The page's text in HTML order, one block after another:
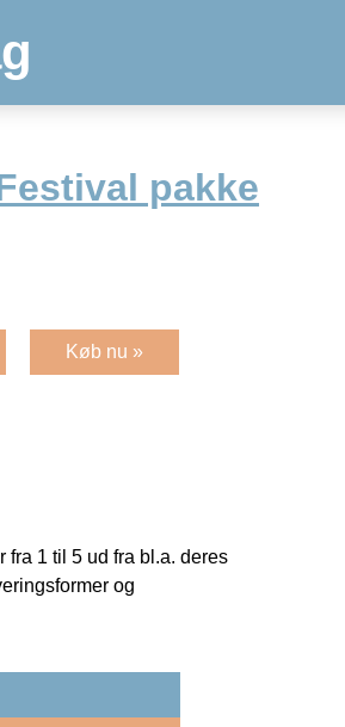
pakke
Køb nu »
1 til 5 ud fra bl.a. deres
og